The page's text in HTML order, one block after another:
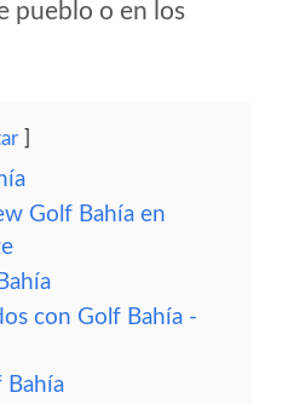
pueblo o en los
Golf Bahía en
con Golf Bahía -
Bahía